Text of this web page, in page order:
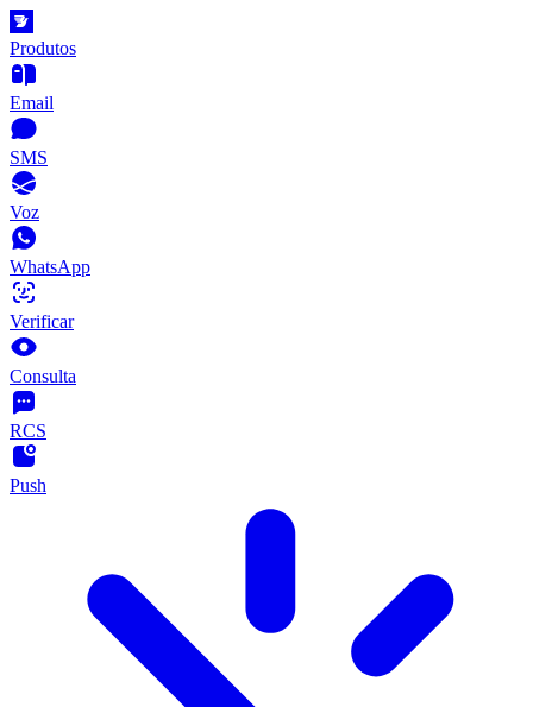
Produtos
Email
SMS
Voz
WhatsApp
Verificar
Consulta
RCS
Push